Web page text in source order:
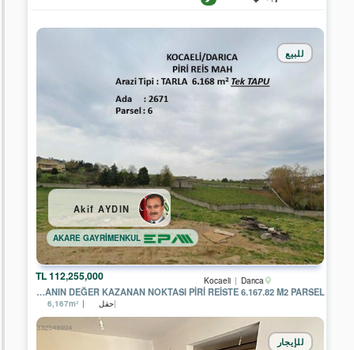
Ankara
Antalya
Aydın
Mersin
Istanbul
Izmir
112,255,000 TL Kocaeli Darıca
DARICANIN DEĞER KAZANAN NOKTASI PIRI REISTE 6.167.82 M2 PARSEL
للبيع
حقل 6,167m²
Akif AYDIN
للإيجار